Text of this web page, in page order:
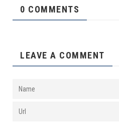
0 COMMENTS
LEAVE A COMMENT